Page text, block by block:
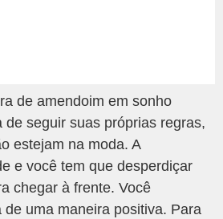
de amendoim em sonho
de seguir suas próprias regras,
estejam na moda. A
e você tem que desperdiçar
chegar à frente. Você
uma maneira positiva. Para